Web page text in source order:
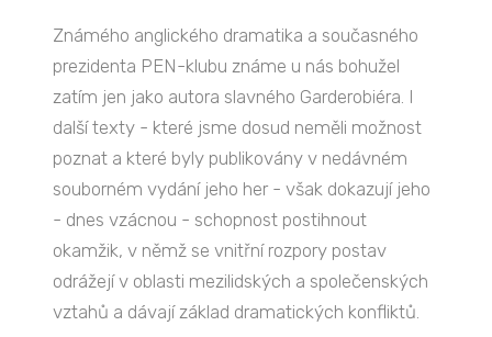
Známého anglického dramatika a současného
prezidenta PEN-klubu známe u nás bohužel
zatím jen jako autora slavného Garderobiéra. I
další texty - které jsme dosud neměli možnost
poznat a které byly publikovány v nedávném
souborném vydání jeho her - však dokazují jeho
- dnes vzácnou - schopnost postihnout
okamžik, v němž se vnitřní rozpory postav
odrážejí v oblasti mezilidských a společenských
vztahů a dávají základ dramatických konfliktů.